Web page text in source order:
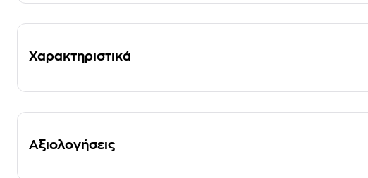
Χαρακτηριστικά
Αξιολογήσεις